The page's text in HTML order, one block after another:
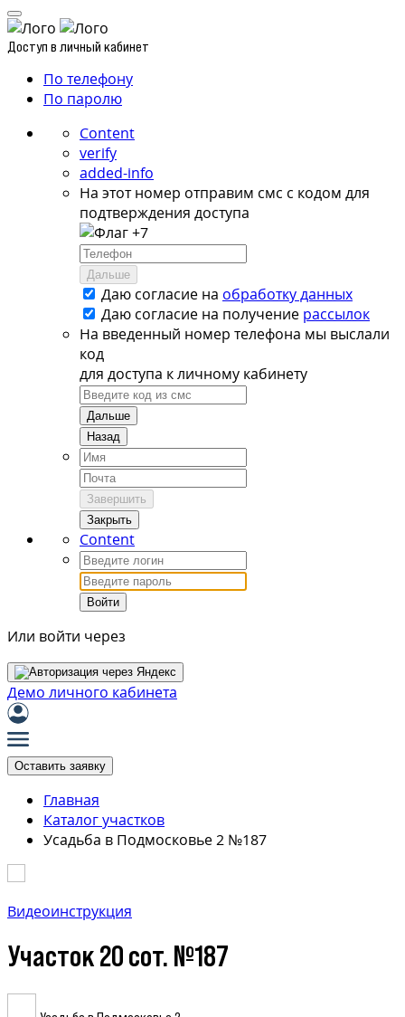
Доступ в личный кабинет
По телефону
По паролю
Content
verify
added-info
На этот номер отправим смс с кодом для
подтверждения доступа
+7
Дальше
Даю согласие на обработку данных
Даю согласие на получение рассылок
На введенный номер телефона мы выслали
код
для доступа к личному кабинету
Дальше
Назад
Завершить
Закрыть
Content
Войти
Или войти через
Демо личного кабинета
Оставить заявку
Главная
Каталог участков
Усадьба в Подмосковье 2 №187
Видеоинструкция
Участок 20 сот. №187